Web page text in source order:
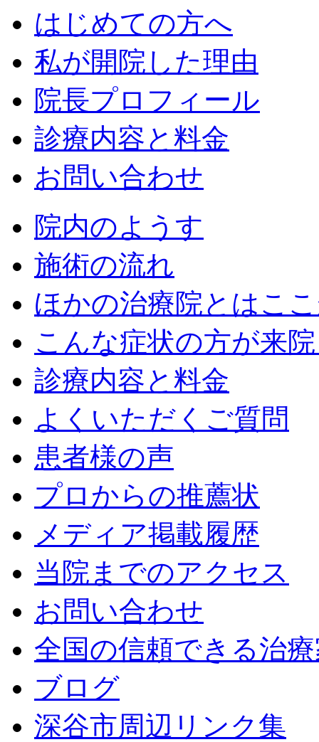
はじめての方へ
私が開院した理由
院長プロフィール
診療内容と料金
お問い合わせ
院内のようす
施術の流れ
ほかの治療院とはこ
こんな症状の方が来
診療内容と料金
よくいただくご質問
患者様の声
プロからの推薦状
メディア掲載履歴
当院までのアクセス
お問い合わせ
全国の信頼できる治
ブログ
深谷市周辺リンク集